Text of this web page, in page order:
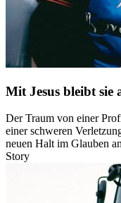
Mit Jesus bleibt sie
Der Traum von einer
einer schweren
neuen Halt im Glauben
Story